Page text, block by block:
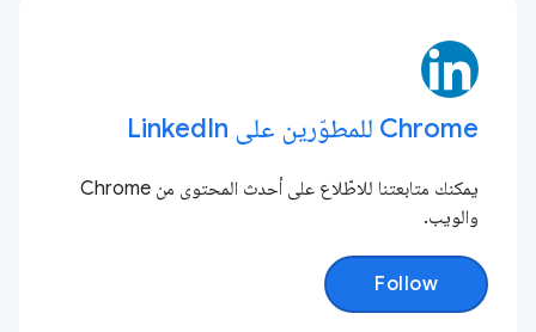
Chrome للمطوّرين على LinkedIn
يمكنك متابعتنا للاطّلاع على أحدث المحتوى من Chrome
والويب.
Follow